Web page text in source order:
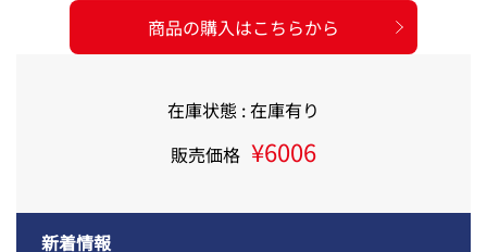
新着情報
商品の購入はこちらから
在庫状態 : 在庫有り
販売価格 ¥6006